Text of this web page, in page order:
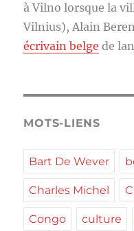
à Vilno lorsque la
Vilnius), Alain
écrivain belge de
MOTS-LIENS
Bart De Wever
Charles Michel
Congo culture